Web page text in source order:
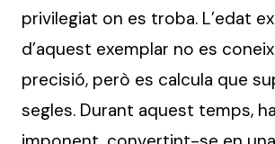
privilegiat on es troba. L’edat
d’aquest exemplar no es
precisió, però es calcula que
segles. Durant aquest temps,